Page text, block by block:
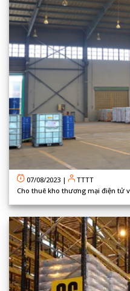
07/08/2023 |
TTTT
Cho thuê kho thương mại điện tử